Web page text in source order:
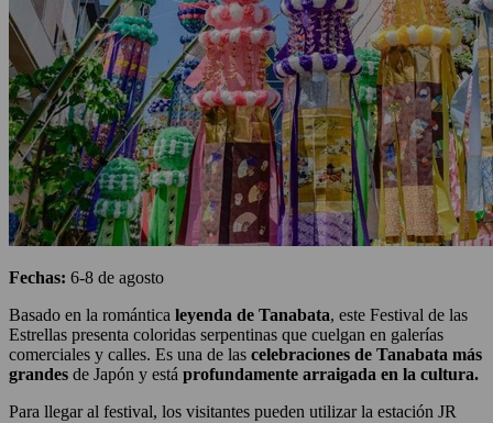
Fechas: 6-8 de agosto
Basado en la romántica leyenda de Tanabata, este Festival de las
Estrellas presenta coloridas serpentinas que cuelgan en galerías
comerciales y calles. Es una de las celebraciones de Tanabata más
grandes de Japón y está profundamente arraigada en la cultura.
Para llegar al festival, los visitantes pueden utilizar la estación JR